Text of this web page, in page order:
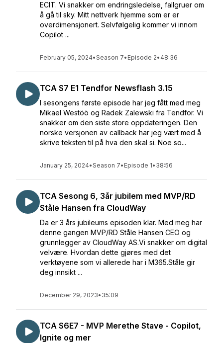
ECIT. Vi snakker om endringsledelse, fallgruer om
å gå til sky. Mitt nettverk hjemme som er er
overdimensjonert. Selvfølgelig kommer vi innom
Copilot ...
February 05, 2024•Season 7• Episode 2• 48:36
TCA S7 E1 Tendfor Newsflash 3.15
I sesongens første episode har jeg fått med meg
Mikael Westöö og Radek Zalewski fra Tendfor. Vi
snakker om den siste store oppdateringen. Den
norske versjonen av callback har jeg vært med å
skrive teksten til på hva den skal si. Noe so...
January 25, 2024•Season 7• Episode 1• 38:56
TCA Sesong 6, 3år jubilem med MVP/RD
Ståle Hansen fra CloudWay
Da er 3 års jubileums episoden klar. Med meg har
denne gangen MVP/RD Ståle Hansen CEO og
grunnlegger av CloudWay AS.Vi snakker om digital
velvære. Hvordan dette gjøres med det
verktøyene som vi allerede har i M365.Ståle gir
deg innsikt ...
December 29, 2023• 35:09
TCA S6E7 - MVP Merethe Stave - Copilot,
Ignite og mer